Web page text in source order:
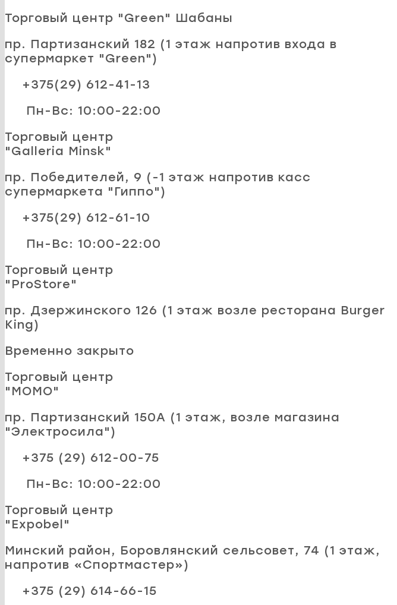
Торговый центр "Green" Шабаны
пр. Партизанский 182 (1 этаж напротив входа в
супермаркет "Green")
+375(29) 612-41-13
Пн-Вс: 10:00-22:00
Торговый центр
"Galleria Minsk"
пр. Победителей, 9 (-1 этаж напротив касс
супермаркета "Гиппо")
+375(29) 612-61-10
Пн-Вс: 10:00-22:00
Торговый центр
"ProStore"
пр. Дзержинского 126 (1 этаж возле ресторана Burger
King)
Временно закрыто
Торговый центр
"MOMO"
пр. Партизанский 150А (1 этаж, возле магазина
"Электросила")
+375 (29) 612-00-75
Пн-Вс: 10:00-22:00
Торговый центр
"Expobel"
Минский район, Боровлянский сельсовет, 74 (1 этаж,
напротив «Спортмастер»)
+375 (29) 614-66-15